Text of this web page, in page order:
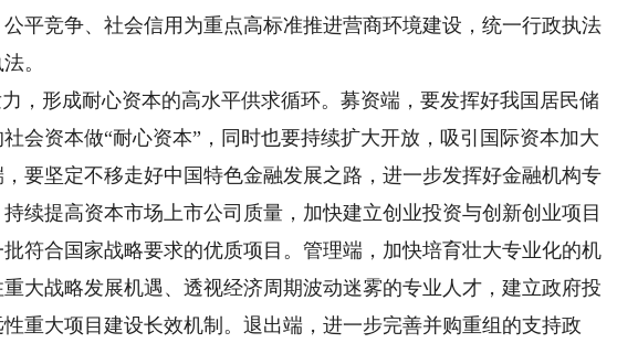
平竞争、社会信用为重点高标准推进营商环境建设，统一行政执法
。
形成耐心资本的高水平供求循环。募资端，要发挥好我国居民储
会资本做“耐心资本”，同时也要持续扩大开放，吸引国际资本加大
要坚定不移走好中国特色金融发展之路，进一步发挥好金融机构专
续提高资本市场上市公司质量，加快建立创业投资与创新创业项目
符合国家战略要求的优质项目。管理端，加快培育壮大专业化的机
大战略发展机遇、透视经济周期波动迷雾的专业人才，建立政府投
重大项目建设长效机制。退出端，进一步完善并购重组的支持政